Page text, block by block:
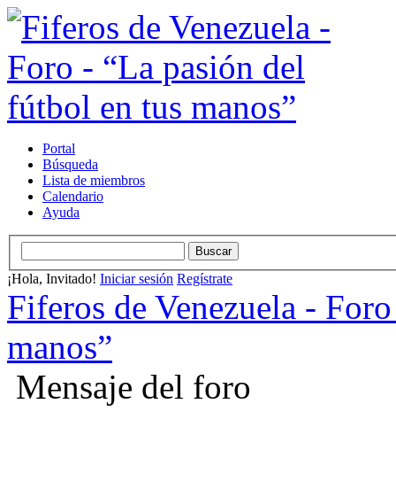
Portal
Búsqueda
Lista de miembros
Calendario
Ayuda
¡Hola, Invitado! Iniciar sesión Regístrate
Fiferos de Venezuela -
manos”
Mensaje del foro